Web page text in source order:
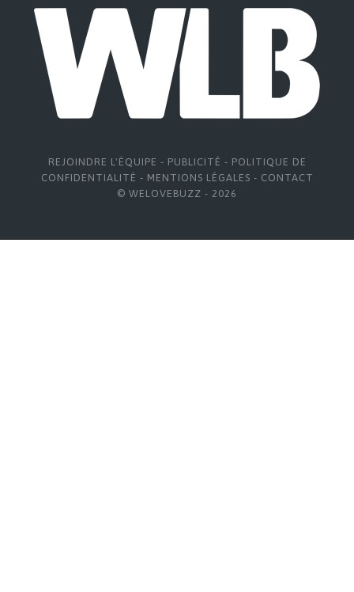
REJOINDRE L'ÉQUIPE - PUBLICITÉ - POLITIQUE DE
CONFIDENTIALITÉ - MENTIONS LÉGALES - CONTACT
© WELOVEBUZZ - 2026